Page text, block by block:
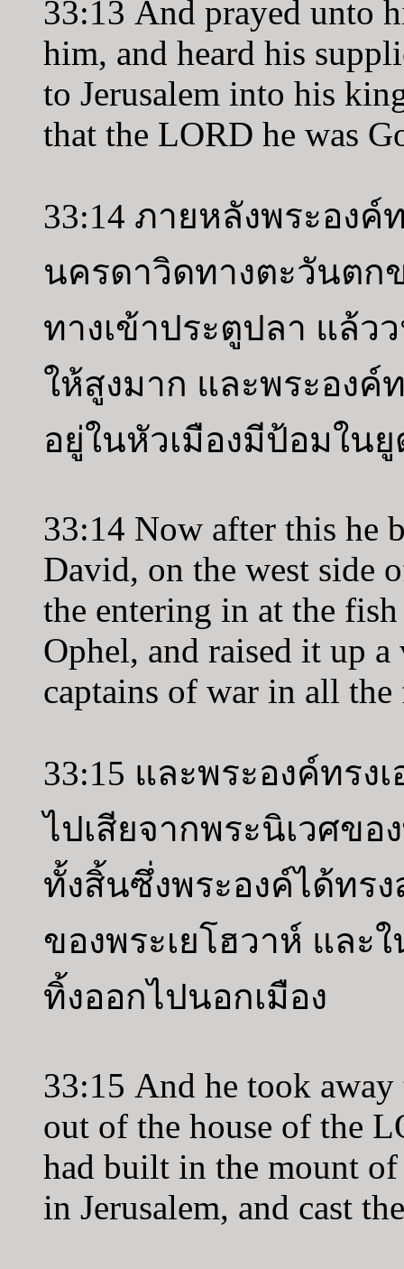
33:13 And prayed unto
him, and heard his
to Jerusalem into his
that the LORD he was
33:14 ภายหลังพระอง
นครดาวิดทางตะวันตก
ทางเข้าประตูปลา แล้ว
ให้สูงมาก และพระอง
อยู่ในหัวเมืองมีป้อมใน
33:14 Now after this he
David, on the west side
the entering in at the
Ophel, and raised it up
captains of war in all
33:15 และพระองค์ทรง
ไปเสียจากพระนิเวศข
ทั้งสิ้นซึ่งพระองค์ได้ทร
ของพระเยโฮวาห์ และ
ทิ้งออกไปนอกเมือง
33:15 And he took
out of the house of the
had built in the mount
in Jerusalem, and cast